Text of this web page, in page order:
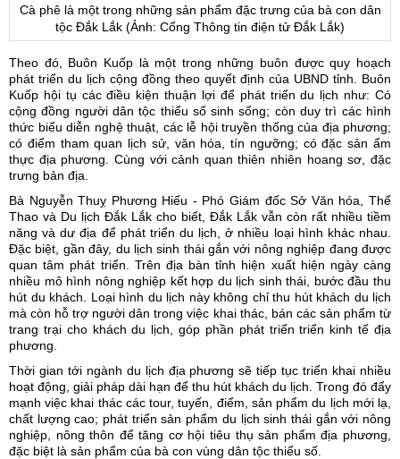
Cà phê là một trong những sản phẩm đặc trưng của bà con dân
tộc Đắk Lắk (Ảnh: Cổng Thông tin điện tử Đắk Lắk)
Theo đó, Buôn Kuốp là một trong những buôn được quy hoạch
phát triển du lịch cộng đồng theo quyết định của UBND tỉnh. Buôn
Kuốp hội tụ các điều kiện thuận lợi để phát triển du lịch như: Có
cộng đồng người dân tộc thiểu số sinh sống; còn duy trì các hình
thức biểu diễn nghệ thuật, các lễ hội truyền thống của địa phương;
có điểm tham quan lịch sử, văn hóa, tín ngưỡng; có đặc sản ẩm
thực địa phương. Cùng với cảnh quan thiên nhiên hoang sơ, đặc
trưng bản địa.
Bà Nguyễn Thuỵ Phương Hiếu - Phó Giám đốc Sở Văn hóa, Thể
Thao và Du lịch Đắk Lắk cho biết, Đắk Lắk vẫn còn rất nhiều tiềm
năng và dư địa để phát triển du lịch, ở nhiều loại hình khác nhau.
Đặc biệt, gần đây, du lịch sinh thái gắn với nông nghiệp đang được
quan tâm phát triển. Trên địa bàn tỉnh hiện xuất hiện ngày càng
nhiều mô hình nông nghiệp kết hợp du lịch sinh thái, bước đầu thu
hút du khách. Loại hình du lịch này không chỉ thu hút khách du lịch
mà còn hỗ trợ người dân trong việc khai thác, bán các sản phẩm từ
trang trại cho khách du lịch, góp phần phát triển triển kinh tế địa
phương.
Thời gian tới ngành du lịch địa phương sẽ tiếp tục triển khai nhiều
hoạt động, giải pháp dài hạn để thu hút khách du lịch. Trong đó đẩy
mạnh việc khai thác các tour, tuyến, điểm, sản phẩm du lịch mới lạ,
chất lượng cao; phát triển sản phẩm du lịch sinh thái gắn với nông
nghiệp, nông thôn để tăng cơ hội tiêu thụ sản phẩm địa phương,
đặc biệt là sản phẩm của bà con vùng dân tộc thiểu số.